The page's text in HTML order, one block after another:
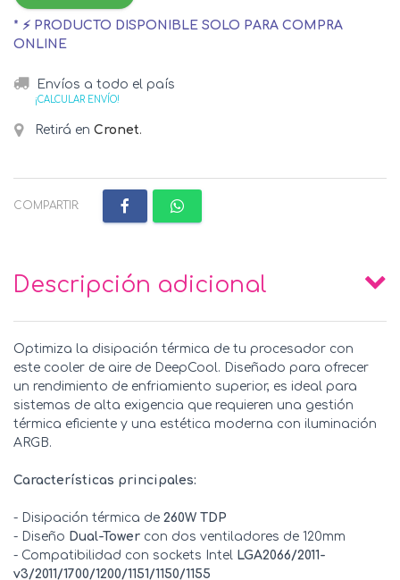
* ⚡ PRODUCTO DISPONIBLE SOLO PARA COMPRA
ONLINE
Envíos a todo el país
¡CALCULAR ENVÍO!
Retirá en Cronet.
COMPARTIR:
Descripción adicional
Optimiza la disipación térmica de tu procesador con
este cooler de aire de DeepCool. Diseñado para ofrecer
un rendimiento de enfriamiento superior, es ideal para
sistemas de alta exigencia que requieren una gestión
térmica eficiente y una estética moderna con iluminación
ARGB.
Características principales:
- Disipación térmica de 260W TDP
- Diseño Dual-Tower con dos ventiladores de 120mm
- Compatibilidad con sockets Intel LGA2066/2011-
v3/2011/1700/1200/1151/1150/1155